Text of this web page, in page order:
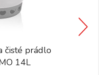
čisté prádlo
14L